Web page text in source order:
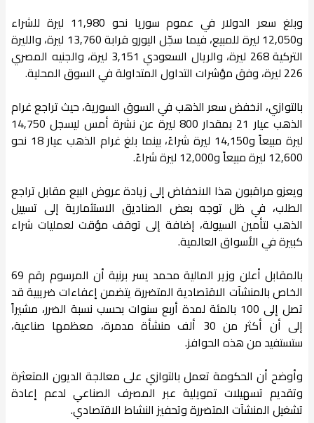
وبلغ سعر الدولار في عموم سوريا نحو 11,980 ليرة للشراء
و12,050 ليرة للمبيع، فيما سجّل اليورو قرابة 13,760 ليرة، والليرة
التركية 268 ليرة، والريال السعودي 3,151 ليرة، والجنيه المصري
226 ليرة، وفق مؤشرات التداول المتداولة في السوق المحلية.
بالتوازي، انخفض سعر الذهب في السوق السورية، حيث تراجع غرام
الذهب عيار 21 بمقدار 800 ليرة عن نشرة أمس ليسجل 14,750
ليرة مبيعاً و14,150 ليرة شراءً، بينما بلغ غرام الذهب عيار 18 نحو
12,600 ليرة مبيعاً و12,000 ليرة شراءً.
ويعزو مراقبون هذا الانخفاض إلى زيادة عروض البيع مقابل تراجع
الطلب، في ظل توجه بعض الصناديق الاستثمارية إلى تسييل
الذهب لتأمين السيولة، إضافة إلى توقف مؤقت لعمليات شراء
كبيرة في الأسواق العالمية.
بالمقابل أعلن وزير المالية محمد يسر برنية أن المرسوم رقم 69
الخاص بالمنشآت الاقتصادية المتضررة يتضمن إعفاءات ضريبية قد
تصل إلى 100 بالمئة لمدة أربع سنوات بحسب نسبة الضرر، مشيراً
إلى أن أكثر من 30 ألف منشأة مدمرة، معظمها صناعية،
ستستفيد من هذه الحوافز.
وأوضح أن الحكومة تعمل بالتوازي على معالجة الديون المتعثرة
وتقديم تسهيلات تمويلية عبر المصرف الصناعي لدعم إعادة
تشغيل المنشآت المتضررة وتحفيز النشاط الاقتصادي.